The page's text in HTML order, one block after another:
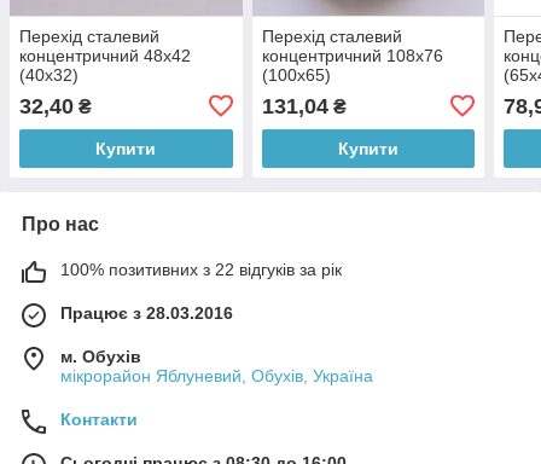
Перехід сталевий
концентричний 48х42
(40х32)
32,40 ₴
Купити
Перехід сталевий
концентричний 108х76
(100х65)
131,04₴
Купити
Про нас
100% позитивних з 22 відгуків за рік
Працює з 28.03.2016
м. Обухів
мікрорайон Яблуневий, Обухів, Україна
Контакти